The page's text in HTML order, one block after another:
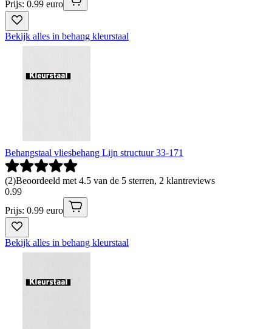
Prijs: 0.99 euro
Bekijk alles in behang kleurstaal
Behangstaal vliesbehang Lijn structuur 33-171
(2)Beoordeeld met 4.5 van de 5 sterren, 2 klantreviews
0.99
Prijs: 0.99 euro
Bekijk alles in behang kleurstaal